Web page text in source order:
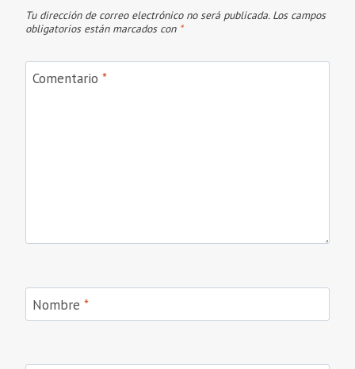
Tu dirección de correo electrónico no será publicada. Los campos
obligatorios están marcados con *
Comentario *
Nombre *